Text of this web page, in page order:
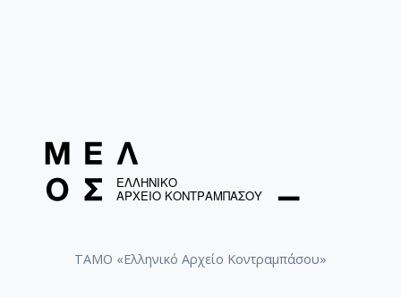
ΤΑΜΟ «Ελληνικό Αρχείο Κοντραμπάσου»